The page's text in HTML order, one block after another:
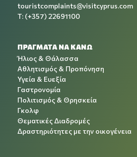
touristcomplaints@visitcyprus.com
T: (+357) 22691100
ΠΡΑΓΜΑΤΑ ΝΑ ΚΑΝΩ
Ήλιος & Θάλασσα
Αθλητισμός & Προπόνηση
Υγεία & Ευεξία
Γαστρονομία
Πολιτισμός & Θρησκεία
Γκολφ
Θεματικές Διαδρομές
Δραστηριότητες με την οικογένεια